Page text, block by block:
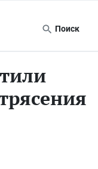
Поиск